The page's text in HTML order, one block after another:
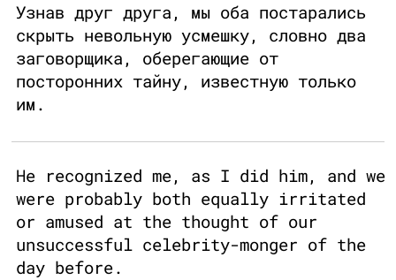
Узнав друг друга, мы оба постарались
скрыть невольную усмешку, словно два
заговорщика, оберегающие от
посторонних тайну, известную только
им.
He recognized me, as I did him, and we
were probably both equally irritated
or amused at the thought of our
unsuccessful celebrity-monger of the
day before.